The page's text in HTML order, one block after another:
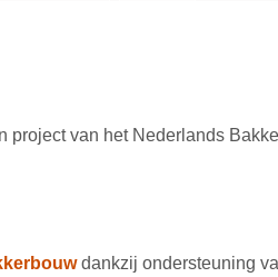
project van het Nederlands
dankzij ondersteuning